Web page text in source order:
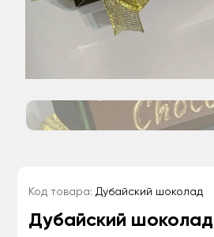
Код товара: Дубайский шоколад
Дубайский шоколад